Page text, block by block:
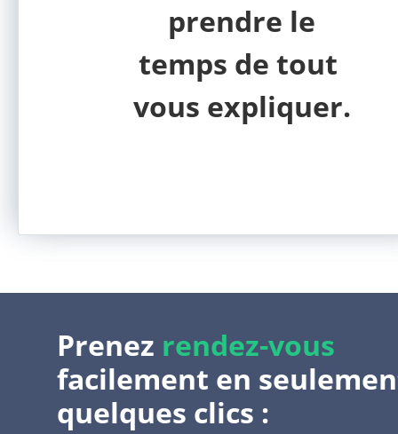
prendre le
temps de tout
vous expliquer.
Prenez rendez-vous
facilement en
quelques clics :